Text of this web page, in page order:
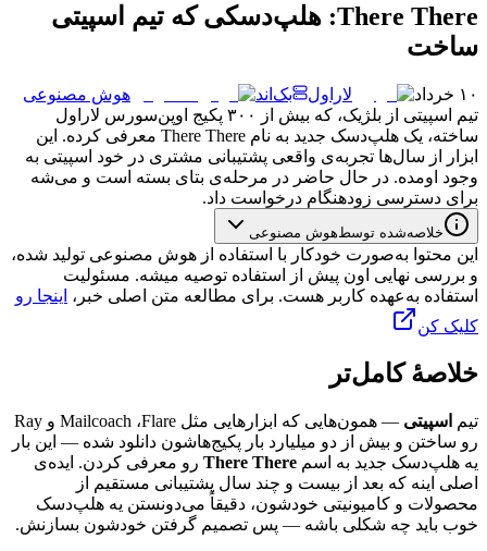
‏There There: هلپ‌دسکی که تیم اسپیتی
ساخت
۱۰ خرداد لاراول بک‌اند
هوش مصنوعی
تیم
اسپیتی از بلژیک، که بیش از ۳۰۰ پکیج اوپن‌سورس لاراول
ساخته، یک هلپ‌دسک جدید به نام There There معرفی کرده. این
ابزار
از سال‌ها تجربه‌ی واقعی پشتیبانی مشتری در خود اسپیتی به
وجود اومده. در حال حاضر در مرحله‌ی بتای بسته است و می‌شه
برای دسترسی زودهنگام درخواست داد.
خلاصه‌شده توسطهوش مصنوعی
این محتوا به‌صورت خودکار با استفاده از هوش مصنوعی تولید شده،
و بررسی نهایی اون پیش از استفاده توصیه میشه. مسئولیت
استفاده به‌عهده کاربر هست. برای مطالعه متن اصلی خبر، اینجا رو
کلیک کن
خلاصهٔ کامل‌تر
تیم اسپیتی — همون‌هایی که ابزارهایی مثل Flare، Mailcoach و Ray
رو ساختن و بیش از دو میلیارد بار پکیج‌هاشون دانلود شده — این بار
یه هلپ‌دسک جدید به اسم There There رو معرفی کردن. ایده‌ی
اصلی اینه که بعد از بیست‌ و چند سال پشتیبانی مستقیم
از
محصولات و کامیونیتی خودشون، دقیقاً می‌دونستن یه هلپ‌دسک
خوب باید چه شکلی باشه — پس تصمیم گرفتن خودشون بسازنش.